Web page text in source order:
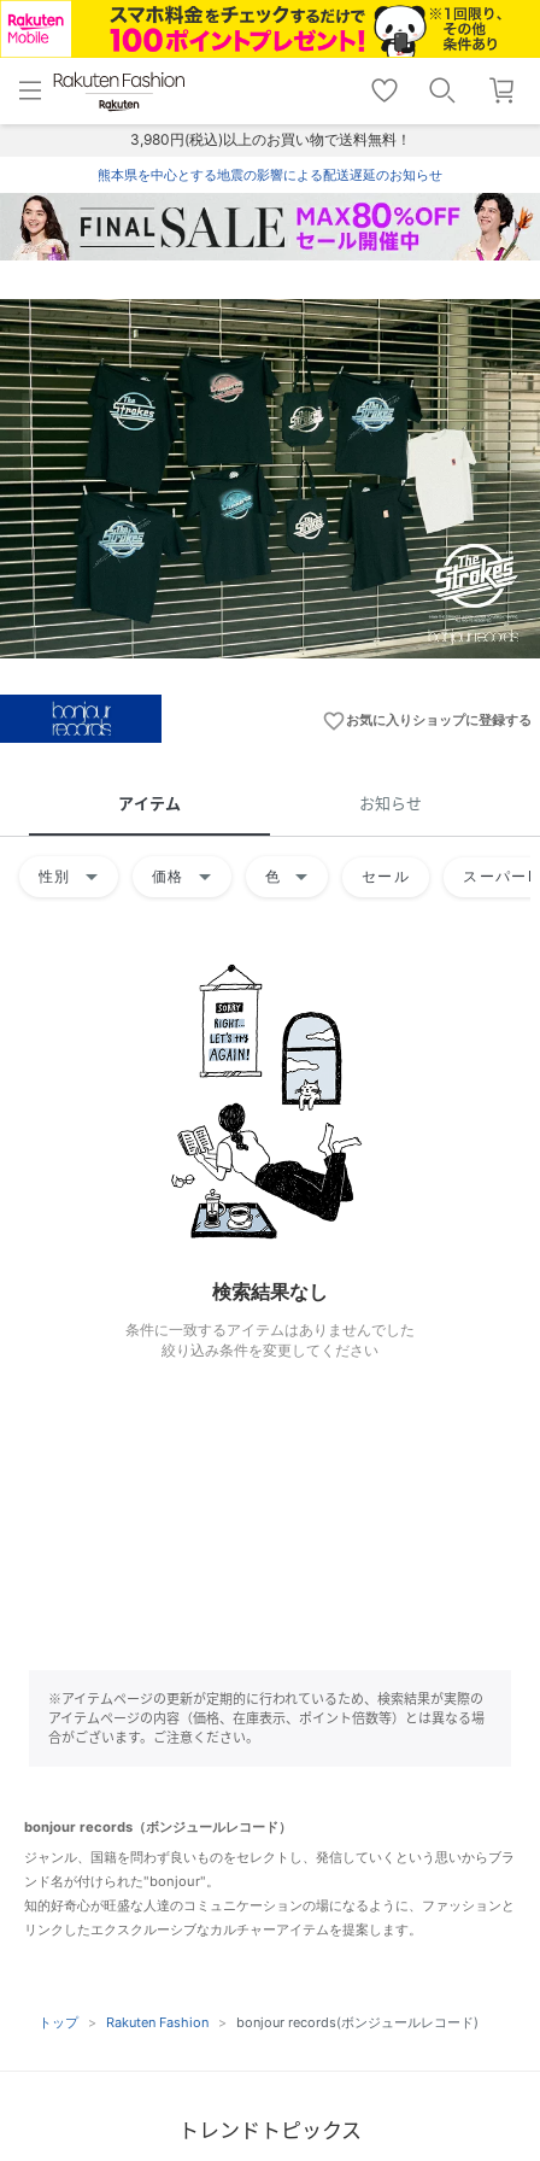
menu home
トップ
shopping_cart lock_outline
ログイン
3,980円(税込)以上のお買い物で送料無料！
熊本県を中心とする地震の影響による配送遅延のお知らせ
favorite_borderお気に入りショップに登録する
アイテム お知らせ
性別 arrow_drop_down 価格 arrow_drop_down 色 arrow_drop_down セール スーパー
検索結果なし
条件に一致するアイテムはありませんでした
絞り込み条件を変更してください
※アイテムページの更新が定期的に行われているため、検索結果が実際の
アイテムページの内容（価格、在庫表示、ポイント倍数等）とは異なる場
合がございます。ご注意ください。
bonjour records（ボンジュールレコード）
ジャンル、国籍を問わず良いものをセレクトし、発信していくという思いからブラ
ンド名が付けられた"bonjour"。
知的好奇心が旺盛な人達のコミュニケーションの場になるように、ファッションと
リンクしたエクスクルーシブなカルチャーアイテムを提案します。
トップ Rakuten Fashion bonjour records(ボンジュールレコード)
トレンドトピックス